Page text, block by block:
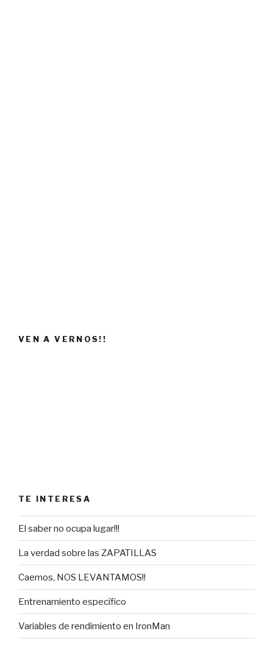
VEN A VERNOS!!
TE INTERESA
El saber no ocupa lugar!!!
La verdad sobre las ZAPATILLAS
Caemos, NOS LEVANTAMOS!!
Entrenamiento específico
Variables de rendimiento en IronMan